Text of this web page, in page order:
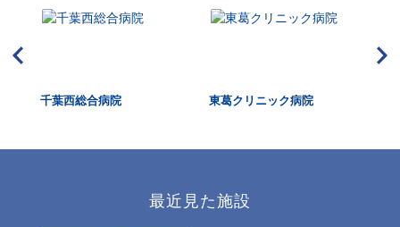
千葉西総合病院 東葛クリニック病院
最近見た施設